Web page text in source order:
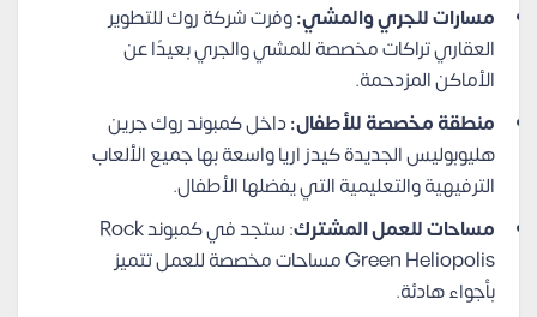
مسارات للجري والمشي:وفرت شركة روك للتطوير
العقاري تراكات مخصصة للمشي والجري بعيدًا عن
الأماكن المزدحمة.
منطقة مخصصة للأطفال:داخل كمبوند روك جرين
هليوبوليس الجديدة كيدز اريا واسعة بها جميع الألعاب
الترفيهية والتعليمية التي يفضلها الأطفال.
مساحات للعمل المشترك
: ستجد في كمبوند Rock
Green Heliopolis مساحات مخصصة للعمل تتميز
بأجواء هادئة.